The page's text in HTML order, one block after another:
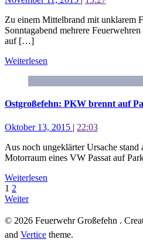
Zu einem Mittelbrand mit unklarem
Sonntagabend mehrere
auf […]
Weiterlesen
Ostgroßefehn: PKW brennt auf
Oktober 13, 2015 | 22:03
Aus noch ungeklärter Ursache stand
Motorraum eines VW Passat auf
Weiterlesen
1 2
Weiter
© 2026 Feuerwehr Großefehn .
and Vertice theme.